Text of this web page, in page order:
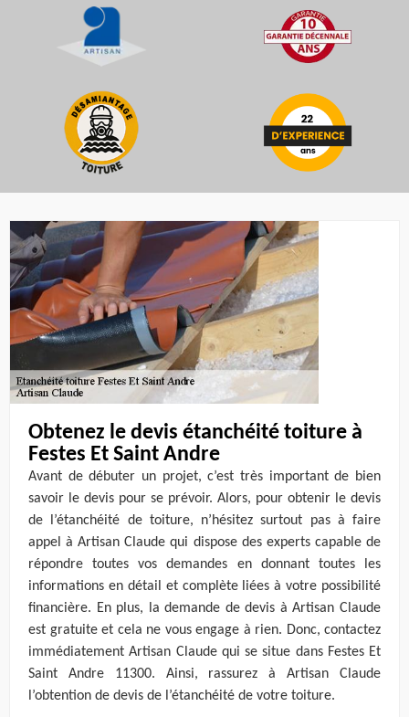
Obtenez le devis étanchéité toiture à
Festes Et Saint Andre
Avant de débuter un projet, c’est très important de bien
savoir le devis pour se prévoir. Alors, pour obtenir le devis
de l’étanchéité de toiture, n’hésitez surtout pas à faire
appel à Artisan Claude qui dispose des experts capable de
répondre toutes vos demandes en donnant toutes les
informations en détail et complète liées à votre possibilité
financière. En plus, la demande de devis à Artisan Claude
est gratuite et cela ne vous engage à rien. Donc, contactez
immédiatement Artisan Claude qui se situe dans Festes Et
Saint Andre 11300. Ainsi, rassurez à Artisan Claude
l’obtention de devis de l’étanchéité de votre toiture.